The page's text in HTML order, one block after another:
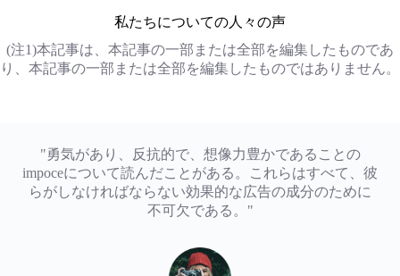
私たちについての人々の声
(注1)本記事は、本記事の一部または全部を編集したものであ
り、本記事の一部または全部を編集したものではありません。
"勇気があり、反抗的で、想像力豊かであることの
impoceについて読んだことがある。これらはすべて、彼
らがしなければならない効果的な広告の成分のために
不可欠である。"